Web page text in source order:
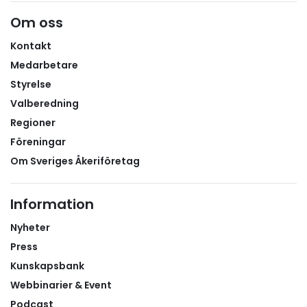
menar att APL spelar en avgörande roll för hela
näringens framtida kompetensförsörjning.
Om oss
Kontakt
Medarbetare
Styrelse
Valberedning
Regioner
Föreningar
Om Sveriges Åkeriföretag
Information
Nyheter
Press
Kunskapsbank
Webbinarier & Event
Podcast